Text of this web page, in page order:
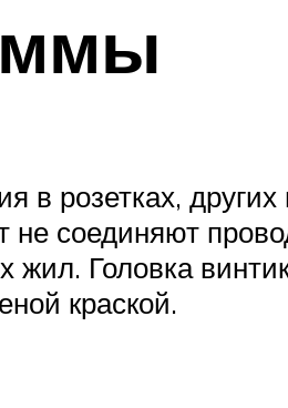
в розетках,
соединяют
Головка
краской.